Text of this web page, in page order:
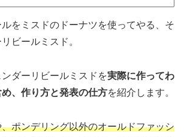
をミスドのドーナツを使ってやる、そ
ビールミスド。
ダーリビールミスドを実際に作ってわ
、作り方と発表の仕方を紹介します。
ポンデリング以外のオールドファッシ